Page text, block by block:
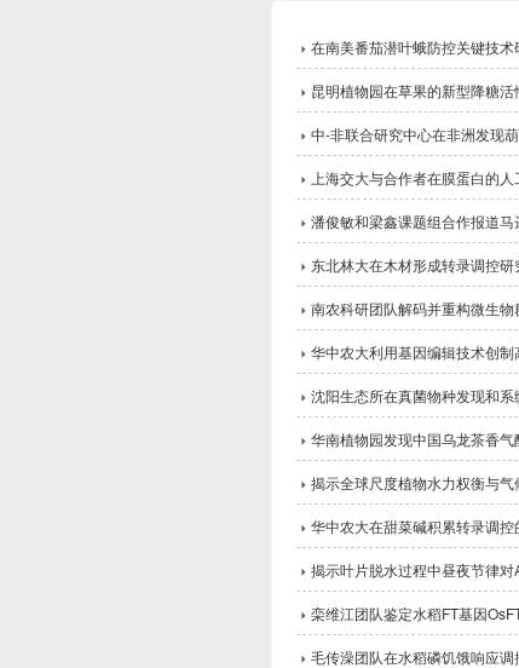
在南美番茄潜叶蛾防控关键技
昆明植物园在草果的新型降糖
中-非联合研究中心在非洲发现
上海交大与合作者在膜蛋白的
潘俊敏和梁鑫课题组合作报道
东北林大在木材形成转录调控
南农科研团队解码并重构微生
华中农大利用基因编辑技术创制
沈阳生态所在真菌物种发现和
华南植物园发现中国乌龙茶香
揭示全球尺度植物水力权衡与气
华中农大在甜菜碱积累转录调
揭示叶片脱水过程中昼夜节律
栾维江团队鉴定水稻FT基因
毛传澡团队在水稻磷饥饿响应